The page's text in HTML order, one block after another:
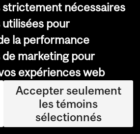
strictement nécessaires
pour
la performance
de marketing pour
expériences web
Accepter seulement
les témoins
sélectionnés